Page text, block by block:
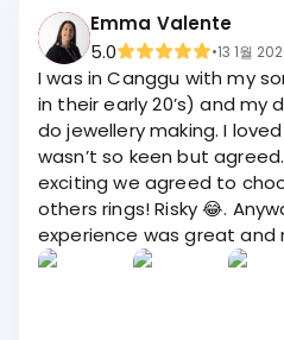
Emma Valente
5.0
•13 1월
I was in Canggu with my
in their early 20’s) and my
do jewellery making. I
wasn’t so keen but
exciting we agreed to
others rings! Risky 😂.
experience was great and
most I think. Thank you to